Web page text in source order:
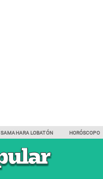
SAMAHARA LOBATÓN HORÓSCOPO